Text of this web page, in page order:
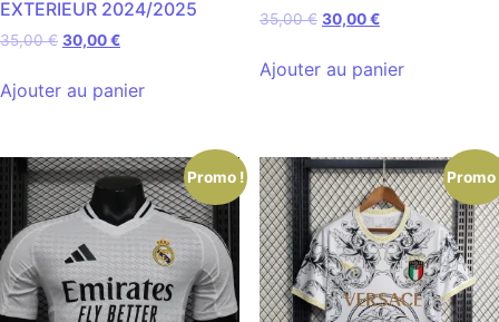
EXTERIEUR 2024/2025
35,00€ 30,00€
Ajouter au panier
35,00€ 30,00€
Ajouter au panier
Promo ! Promo